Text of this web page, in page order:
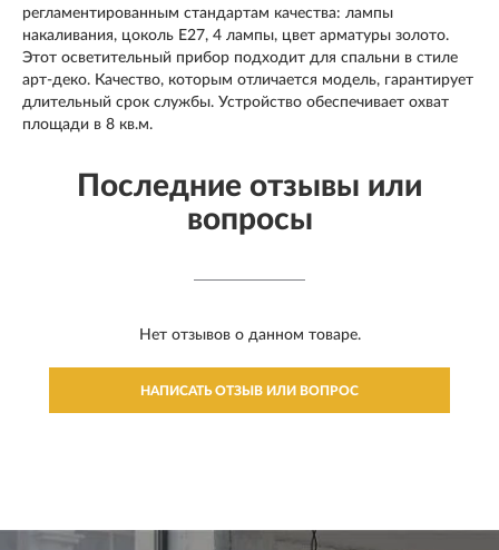
регламентированным стандартам качества: лампы
накаливания, цоколь E27, 4 лампы, цвет арматуры золото.
Этот осветительный прибор подходит для спальни в стиле
арт-деко. Качество, которым отличается модель, гарантирует
длительный срок службы. Устройство обеспечивает охват
площади в 8 кв.м.
Последние отзывы или
вопросы
Нет отзывов о данном товаре.
НАПИСАТЬ ОТЗЫВ ИЛИ ВОПРОС